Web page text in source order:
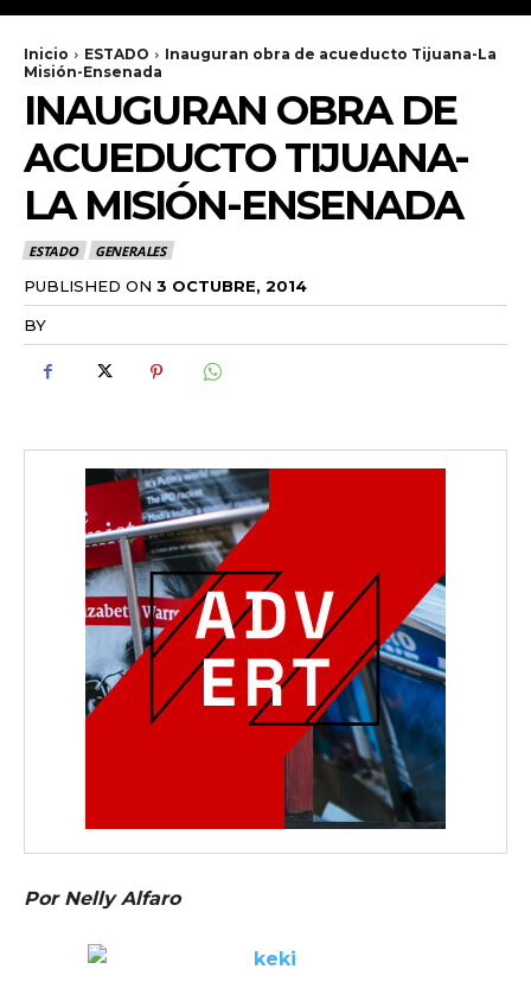
Inicio ESTADO
Inauguran obra de acueducto Tijuana-La
Misión-Ensenada
INAUGURAN OBRA DE
ACUEDUCTO TIJUANA-
LA MISIÓN-ENSENADA
ESTADO GENERALES
PUBLISHED ON 3 OCTUBRE, 2014
BY
Por Nelly Alfaro